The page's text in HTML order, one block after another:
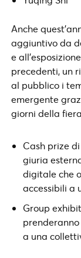
Anche
aggiuntivo da
e
precedenti, un
al pubblico i
emergente
giorni della
Cash prize
giuria
digitale che
accessibili a
Group
a una